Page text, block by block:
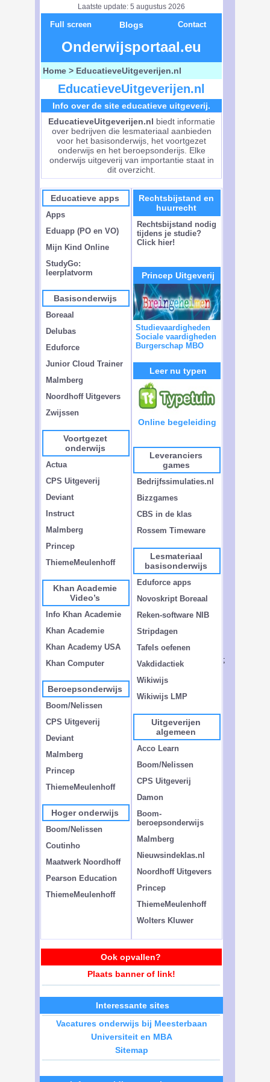
Laatste update: 5 augustus 2026
Full screen Blogs Contact
Onderwijsportaal.eu
Home > EducatieveUitgeverijen.nl
EducatieveUitgeverijen.nl
Info over de site educatieve uitgeverij.
EducatieveUitgeverijen.nl biedt informatie
over bedrijven die lesmateriaal aanbieden
voor het basisonderwijs, het voortgezet
onderwijs en het beroepsonderijs. Elke
onderwijs uitgeverij van importantie staat in
dit overzicht.
Educatieve apps
Apps
Eduapp (PO en VO)
Mijn Kind Online
StudyGo:
leerplatvorm
Basisonderwijs
Boreaal
Delubas
Eduforce
Junior Cloud Trainer
Malmberg
Noordhoff Uitgevers
Zwijssen
Voortgezet
onderwijs
Actua
CPS Uitgeverij
Deviant
Instruct
Malmberg
Princep
ThiemeMeulenhoff
Khan Academie
Video’s
Info Khan Academie
Khan Academie
Khan Academy USA
Khan Computer
Beroepsonderwijs
Boom/Nelissen
CPS Uitgeverij
Deviant
Malmberg
Princep
ThiemeMeulenhoff
Hoger onderwijs
Boom/Nelissen
Coutinho
Maatwerk Noordhoff
Pearson Education
ThiemeMeulenhoff
Rechtsbijstand en
huurrecht
Rechtsbijstand nodig
tijdens je studie?
Click hier!
Princep Uitgeverij
Studievaardigheden
Sociale vaardigheden
Burgerschap MBO
Leer nu typen
Online begeleiding
Leveranciers
games
Bedrijfssimulaties.nl
Bizzgames
CBS in de klas
Rossem Timeware
Lesmateriaal
basisonderwijs
Eduforce apps
Novoskript Boreaal
Reken-software NIB
Stripdagen
Tafels oefenen
Vakdidactiek
Wikiwijs
Wikiwijs LMP
Uitgeverijen
algemeen
Acco Learn
Boom/Nelissen
CPS Uitgeverij
Damon
Boom-
beroepsonderwijs
Malmberg
Nieuwsindeklas.nl
Noordhoff Uitgevers
Princep
ThiemeMeulenhoff
Wolters Kluwer
Ook opvallen?
Plaats banner of link!
Interessante sites
Vacatures onderwijs bij Meesterbaan
Universiteit en MBA
Sitemap
;